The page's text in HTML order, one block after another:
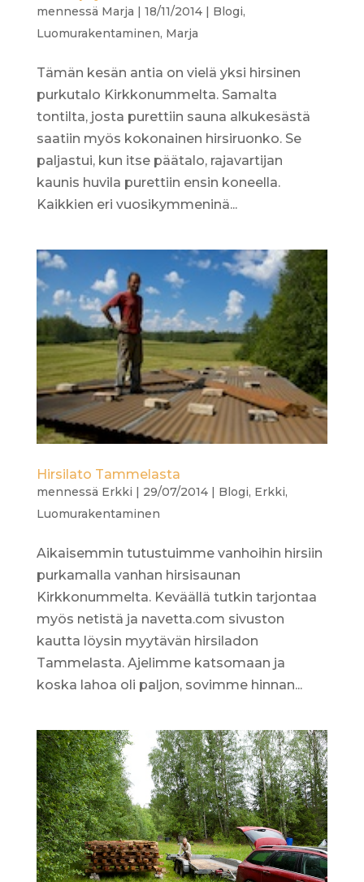
mennessä Marja 18/11/2014| Blogi,
Luomurakentaminen, Marja
Tämän kesän antia on vielä yksi hirsinen
purkutalo Kirkkonummelta. Samalta
tontilta, josta purettiin sauna alkukesästä
saatiin myös kokonainen hirsiruonko. Se
paljastui, kun itse päätalo, rajavartijan
kaunis huvila purettiin ensin koneella.
Kaikkien eri vuosikymmeninä...
Hirsilato Tammelasta
mennessä Erkki 29/07/2014| Blogi, Erkki,
Luomurakentaminen
Aikaisemmin tutustuimme vanhoihin hirsiin
purkamalla vanhan hirsisaunan
Kirkkonummelta. Keväällä tutkin tarjontaa
myös netistä ja navetta.com sivuston
kautta löysin myytävän hirsiladon
Tammelasta. Ajelimme katsomaan ja
koska lahoa oli paljon, sovimme hinnan...